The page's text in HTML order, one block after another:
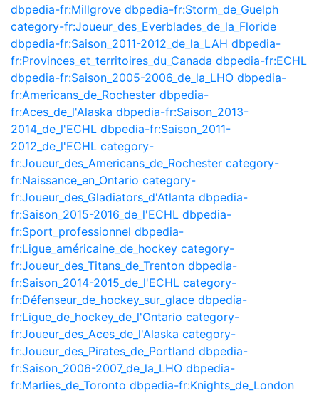
dbpedia-fr:Millgrove dbpedia-fr:Storm_de_Guelph
category-fr:Joueur_des_Everblades_de_la_Floride
dbpedia-fr:Saison_2011-2012_de_la_LAH dbpedia-
fr:Provinces_et_territoires_du_Canada dbpedia-fr:ECHL
dbpedia-fr:Saison_2005-2006_de_la_LHO dbpedia-
fr:Americans_de_Rochester dbpedia-
fr:Aces_de_l'Alaska dbpedia-fr:Saison_2013-
2014_de_l'ECHL dbpedia-fr:Saison_2011-
2012_de_l'ECHL category-
fr:Joueur_des_Americans_de_Rochester category-
fr:Naissance_en_Ontario category-
fr:Joueur_des_Gladiators_d'Atlanta dbpedia-
fr:Saison_2015-2016_de_l'ECHL dbpedia-
fr:Sport_professionnel dbpedia-
fr:Ligue_américaine_de_hockey category-
fr:Joueur_des_Titans_de_Trenton dbpedia-
fr:Saison_2014-2015_de_l'ECHL category-
fr:Défenseur_de_hockey_sur_glace dbpedia-
fr:Ligue_de_hockey_de_l'Ontario category-
fr:Joueur_des_Aces_de_l'Alaska category-
fr:Joueur_des_Pirates_de_Portland dbpedia-
fr:Saison_2006-2007_de_la_LHO dbpedia-
fr:Marlies_de_Toronto dbpedia-fr:Knights_de_London